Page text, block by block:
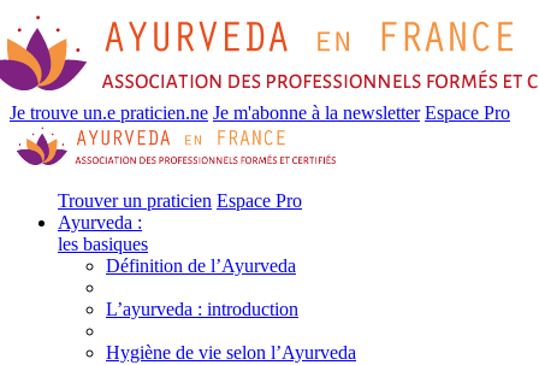
Je trouve un.e praticien.ne Je m'abonne à la newsletter Espace Pro
Trouver un praticien Espace Pro
Ayurveda :
les basiques
Définition de l’Ayurveda
L’ayurveda : introduction
Hygiène de vie selon l’Ayurveda